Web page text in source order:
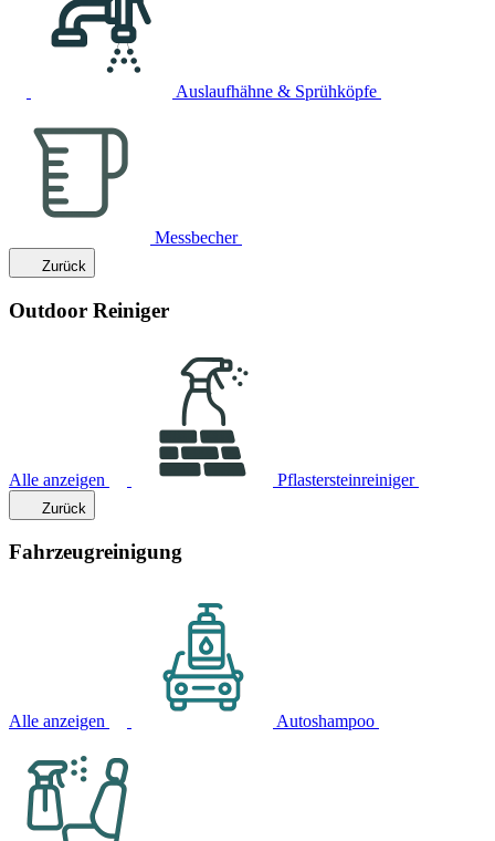
Auslaufhähne & Sprühköpfe
Messbecher
Zurück
Outdoor Reiniger
Alle anzeigen Pflastersteinreiniger
Zurück
Fahrzeugreinigung
Alle anzeigen Autoshampoo